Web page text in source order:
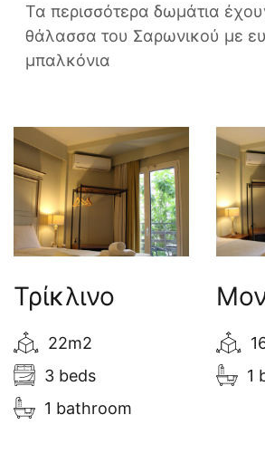
Τα περισσότερα δωμάτια
θάλασσα του Σαρωνικού με
μπαλκόνια
Τρίκλινο
22m2
3 beds
1 bathroom
1